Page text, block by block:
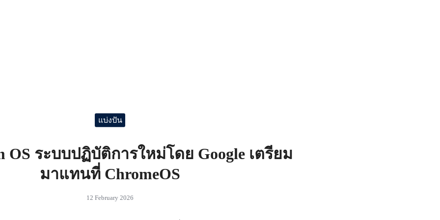
แบ่งปัน
OS ระบบปฏิบัติการใหม่โดย Google เตรียม
มาแทนที่ ChromeOS
12 February 2026